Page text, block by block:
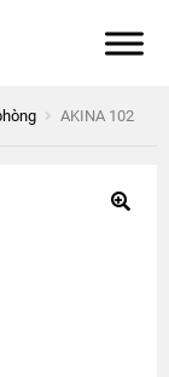
AKINA 102